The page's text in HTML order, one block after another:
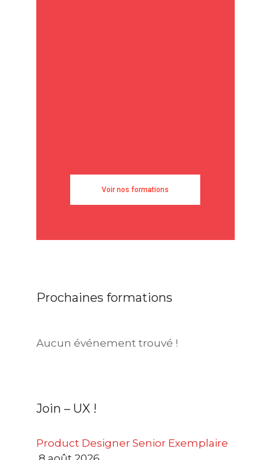
Voir nos formations
Prochaines formations
Aucun événement trouvé !
Join – UX !
Product Designer Senior Exemplaire